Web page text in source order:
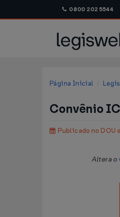
0800 202 5544
Página Inicial
Convênio
Publicado no DOU
Altera o